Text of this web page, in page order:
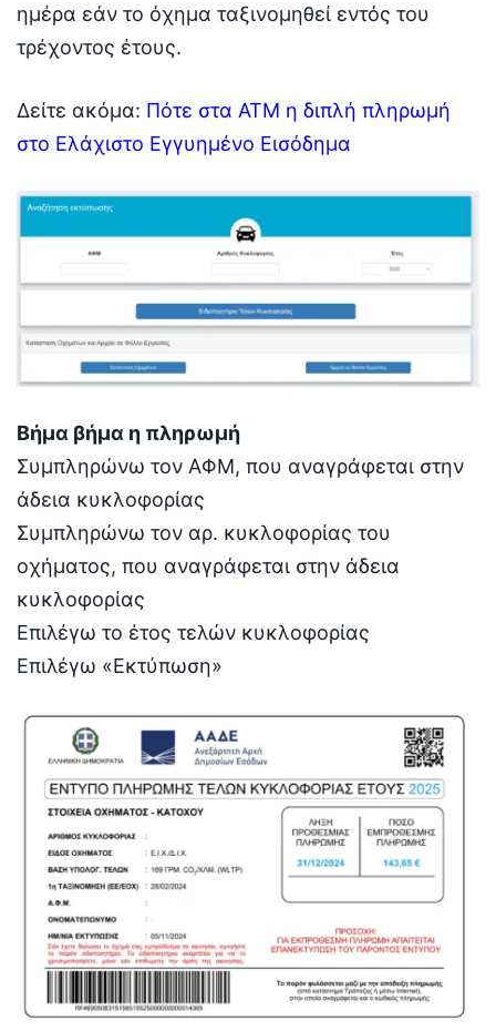
ημέρα εάν το όχημα ταξινομηθεί εντός του
τρέχοντος έτους.
Δείτε ακόμα: Πότε στα ATM η διπλή πληρωμή
στο Ελάχιστο Εγγυημένο Εισόδημα
Βήμα βήμα η πληρωμή
Συμπληρώνω τον ΑΦΜ, που αναγράφεται στην
άδεια κυκλοφορίας
Συμπληρώνω τον αρ. κυκλοφορίας του
οχήματος, που αναγράφεται στην άδεια
κυκλοφορίας
Επιλέγω το έτος τελών κυκλοφορίας
Επιλέγω «Εκτύπωση»